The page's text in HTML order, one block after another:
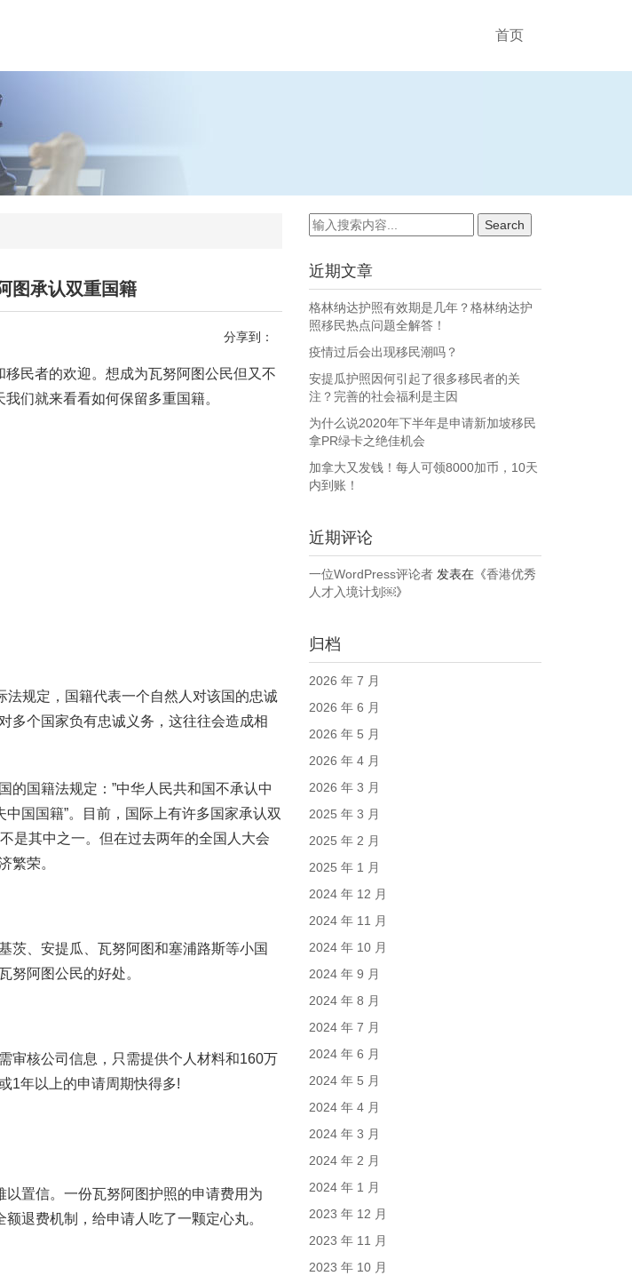
首页
图承认双重国籍
分享到：
民者的欢迎。想成为瓦努阿图公民但又不
们就来看看如何保留多重国籍。
规定，国籍代表一个自然人对该国的忠诚
多个国家负有忠诚义务，这往往会造成相
的国籍法规定：”中华人民共和国不承认中
国国籍”。目前，国际上有许多国家承认双
是其中之一。但在过去两年的全国人大会
繁荣。
茨、安提瓜、瓦努阿图和塞浦路斯等小国
努阿图公民的好处。
审核公司信息，只需提供个人材料和160万
1年以上的申请周期快得多!
以置信。一份瓦努阿图护照的申请费用为
退费机制，给申请人吃了一颗定心丸。
近期文章
格林纳达护照有效期是几年？格林纳达护
照移民热点问题全解答！
疫情过后会出现移民潮吗？
安提瓜护照因何引起了很多移民者的关
注？完善的社会福利是主因
为什么说2020年下半年是申请新加坡移民
拿PR绿卡之绝佳机会
加拿大又发钱！每人可领8000加币，10天
内到账！
近期评论
一位WordPress评论者发表在《香港优秀
人才入境计划￼》
归档
2026 年 7 月
2026 年 6 月
2026 年 5 月
2026 年 4 月
2026 年 3 月
2025 年 3 月
2025 年 2 月
2025 年 1 月
2024 年 12 月
2024 年 11 月
2024 年 10 月
2024 年 9 月
2024 年 8 月
2024 年 7 月
2024 年 6 月
2024 年 5 月
2024 年 4 月
2024 年 3 月
2024 年 2 月
2024 年 1 月
2023 年 12 月
2023 年 11 月
2023 年 10 月